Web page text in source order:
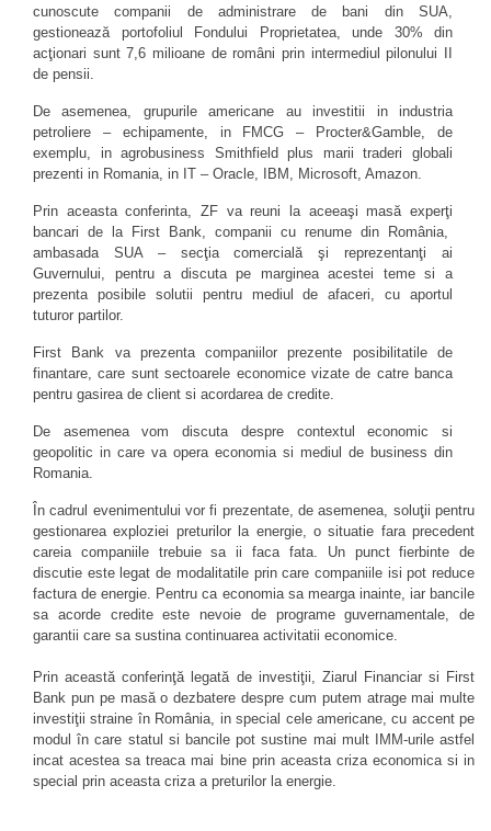
cunoscute companii de administrare de bani din SUA,
gestionează portofoliul Fondului Proprietatea, unde 30% din
acţionari sunt 7,6 milioane de români prin intermediul pilonului II
de pensii.
De asemenea, grupurile americane au investitii in industria
petroliere – echipamente, in FMCG – Procter&Gamble, de
exemplu, in agrobusiness Smithfield plus marii traderi globali
prezenti in Romania, in IT – Oracle, IBM, Microsoft, Amazon.
Prin aceasta conferinta, ZF va reuni la aceeaşi masă experţi
bancari de la First Bank, companii cu renume din România,
ambasada SUA – secţia comercială şi reprezentanţi ai
Guvernului, pentru a discuta pe marginea acestei teme si a
prezenta posibile solutii pentru mediul de afaceri, cu aportul
tuturor partilor.
First Bank va prezenta companiilor prezente posibilitatile de
finantare, care sunt sectoarele economice vizate de catre banca
pentru gasirea de client si acordarea de credite.
De asemenea vom discuta despre contextul economic si
geopolitic in care va opera economia si mediul de business din
Romania.
În cadrul evenimentului vor fi prezentate, de asemenea, soluţii pentru
gestionarea exploziei preturilor la energie, o situatie fara precedent
careia companiile trebuie sa ii faca fata. Un punct fierbinte de
discutie este legat de modalitatile prin care companiile isi pot reduce
factura de energie. Pentru ca economia sa mearga inainte, iar bancile
sa acorde credite este nevoie de programe guvernamentale, de
garantii care sa sustina continuarea activitatii economice.
Prin această conferinţă legată de investiţii, Ziarul Financiar si First
Bank pun pe masă o dezbatere despre cum putem atrage mai multe
investiţii straine în România, in special cele americane, cu accent pe
modul în care statul si bancile pot sustine mai mult IMM-urile astfel
incat acestea sa treaca mai bine prin aceasta criza economica si in
special prin aceasta criza a preturilor la energie.